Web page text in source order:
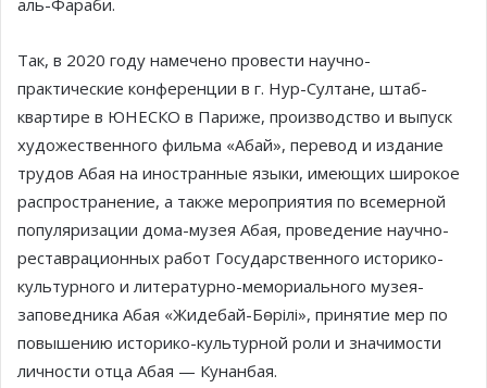
Так, в 2020 году намечено провести научно-
практические конференции в г. Нур-Султане, штаб-
квартире в ЮНЕСКО в Париже, производство и выпуск
художественного фильма «Абай», перевод и издание
трудов Абая на иностранные языки, имеющих широкое
распространение, а также мероприятия по всемерной
популяризации дома-музея Абая, проведение научно-
реставрационных работ Государственного историко-
культурного и литературно-мемориального музея-
заповедника Абая «Жидебай-Бөрілі», принятие мер по
повышению историко-культурной роли и значимости
личности отца Абая — Кунанбая.